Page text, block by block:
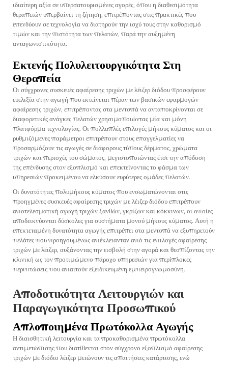
ιδιαίτερη αξία σε υπερσατουρισμένες αγορές, όπου η διαθεσιμότητα
θεραπειών υπερβαίνει τη ζήτηση, επιτρέποντας στις πρακτικές που
επενδύουν σε τεχνολογία να διατηρούν την ισχύ τους στην καθορισμό
τιμών και την πιστότητα των πελατών, παρά την αυξημένη
ανταγωνιστικότητα.
Εκτενής Πολυλειτουργικότητα Στη
Θεραπεία
Οι σύγχρονες συσκευές αφαίρεσης τριχών με λέιζερ διόδου προσφέρουν
ευελιξία στην αγωγή που εκτείνεται πέραν των βασικών εφαρμογών
αφαίρεσης τριχών, επιτρέποντας στα μεντσπά να ανταποκρίνονται σε
διαφορετικές ανάγκες πελατών χρησιμοποιώντας μία και μόνη
πλατφόρμα τεχνολογίας. Οι πολλαπλές επιλογές μήκους κύματος και οι
ρυθμιζόμενες παράμετροι επιτρέπουν στους επαγγελματίες να
προσαρμόζουν τις αγωγές σε διάφορους τύπους δέρματος, χρώματα
τριχών και περιοχές του σώματος, μεγιστοποιώντας έτσι την απόδοση
της επένδυσης στον εξοπλισμό και επεκτείνοντας το φάσμα των
υπηρεσιών προκειμένου να ελκύσουν ευρύτερες ομάδες πελατών.
Οι δυνατότητες πολυμήκους κύματος που ενσωματώνονται στις
προηγμένες συσκευές αφαίρεσης τριχών με λέιζερ διόδου επιτρέπουν
αποτελεσματική αγωγή τριχών ξανθών, γκρίζων και κόκκινων, οι οποίες
αποδεικνύονται δύσκολες για συστήματα μονού μήκους κύματος. Αυτή η
επεκτεταμένη δυνατότητα αγωγής επιτρέπει στα μεντσπά να εξυπηρετούν
πελάτες που προηγουμένως απέκλειανταν από τις επιλογές αφαίρεσης
τριχών με λέιζερ, αυξάνοντας την εισβολή στην αγορά και θεσπίζοντας την
κλινική ως τον προτιμώμενο πάροχο υπηρεσιών για περίπλοκες
περιπτώσεις που απαιτούν εξειδικευμένη εμπειρογνωμοσύνη.
Αποδοτικότητα Λειτουργιών και
Παραγωγικότητα Προσωπικού
Απλοποιημένα Πρωτόκολλα Αγωγής
Η διαισθητική λειτουργία και τα προκαθορισμένα πρωτόκολλα
αντιμετώπισης που διατίθενται στον σύγχρονο εξοπλισμό αφαίρεσης
τριχών με διόδιο λέιζερ μειώνουν τις απαιτήσεις κατάρτισης, ενώ